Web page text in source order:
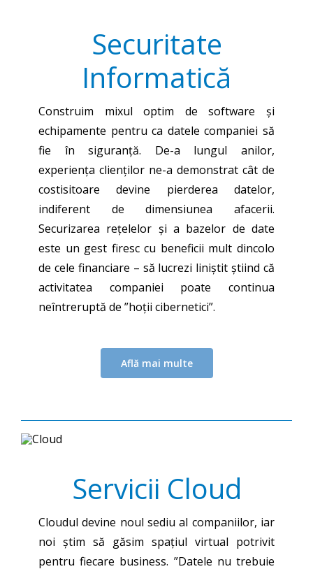
Securitate
Informatică
Construim mixul optim de software și
echipamente pentru ca datele companiei să
fie în siguranță. De-a lungul anilor,
experiența clienților ne-a demonstrat cât de
costisitoare devine pierderea datelor,
indiferent de dimensiunea afacerii.
Securizarea rețelelor și a bazelor de date
este un gest firesc cu beneficii mult dincolo
de cele financiare – să lucrezi liniștit știind că
activitatea companiei poate continua
neîntreruptă de ”hoții cibernetici”.
Află mai multe
Servicii Cloud
Cloudul devine noul sediu al companiilor, iar
noi știm să găsim spațiul virtual potrivit
pentru fiecare business. ”Datele nu trebuie